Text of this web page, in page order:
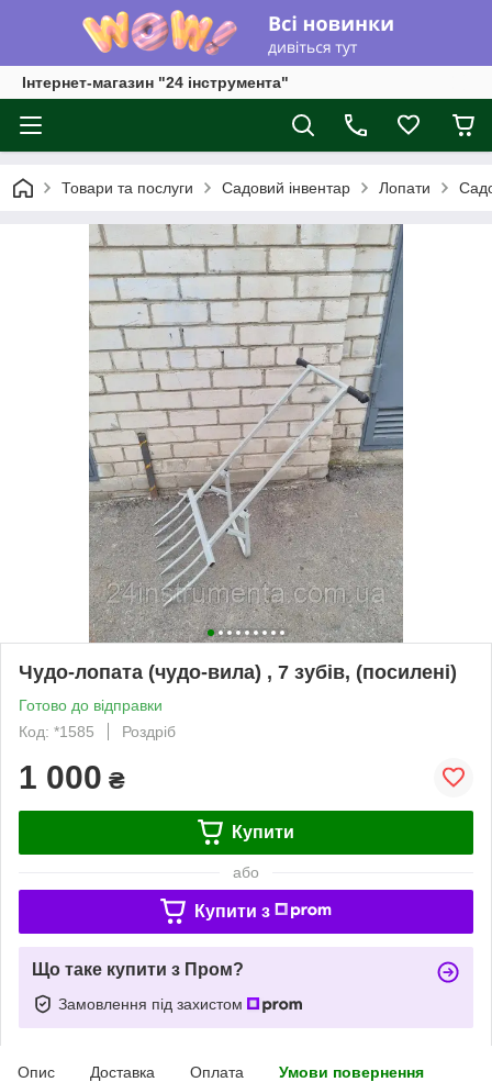
Інтернет-магазин "24 інструмента"
Товари та послуги Садовий інвентар Лопати
Чудо-лопата (чудо-вила) , 7 зубів, (посилені)
Готово до відправки
Код: *1585
Роздріб
1 000 ₴
Купити
або
Купити з
Що таке купити з Пром?
Замовлення під захистом
Опис Доставка Оплата Умови повернення